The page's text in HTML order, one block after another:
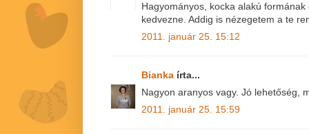
Hagyományos, kocka alakú
kedvezne. Addig is nézegetem a te
2011. január 25. 15:12
Bianka írta...
Nagyon aranyos vagy. Jó lehetőség,
2011. január 25. 15:59